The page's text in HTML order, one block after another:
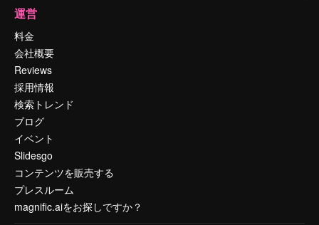
運営
料金
会社概要
Reviews
採用情報
検索トレンド
ブログ
イベント
Slidesgo
コンテンツを販売する
プレスルーム
magnific.aiをお探しですか？